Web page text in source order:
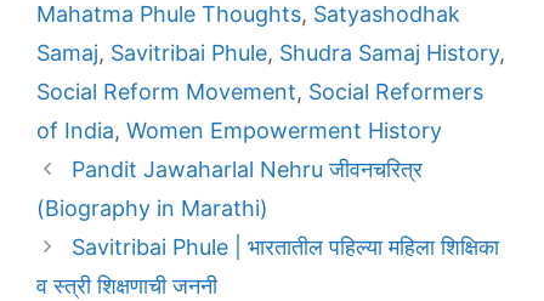
Mahatma Phule Thoughts, Satyashodhak
Samaj, Savitribai Phule, Shudra Samaj History,
Social Reform Movement, Social Reformers
of India, Women Empowerment History
Pandit Jawaharlal Nehru जीवनचरित्र
(Biography in Marathi)
Savitribai Phule | भारतातील पहिल्या महिला शिक्षिका
व स्त्री शिक्षणाची जननी